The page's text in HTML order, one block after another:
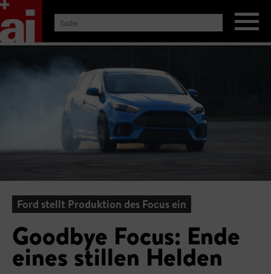
Ford stellt Produktion des Focus ein
Goodbye Focus: Ende
eines stillen Helden